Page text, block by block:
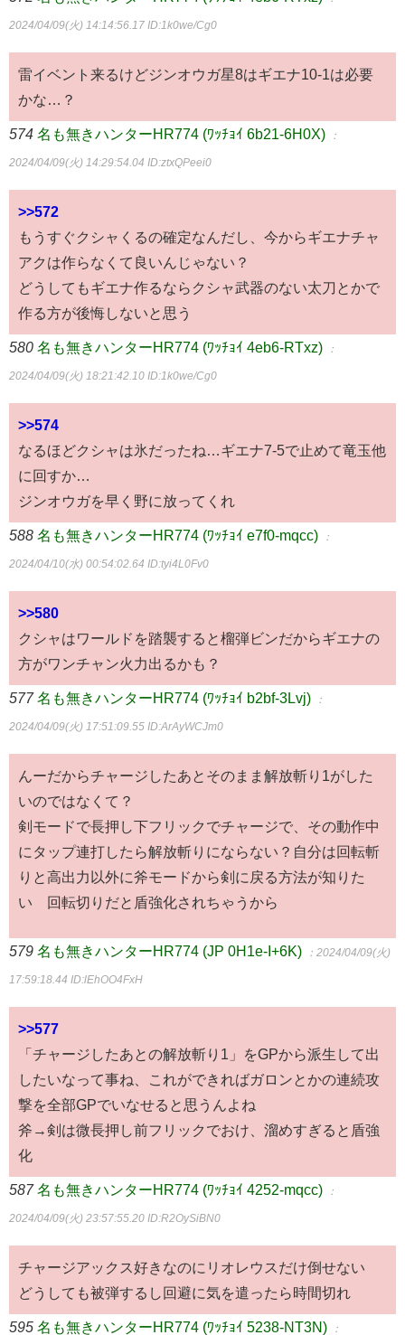
2024/04/09(火) 14:14:56.17 ID:1k0we/Cg0
雷イベント来るけどジンオウガ星8はギエナ10-1は必要
かな…？
574 名も無きハンターHR774 (ﾜｯﾁｮｲ 6b21-6H0X) ：
2024/04/09(火) 14:29:54.04 ID:ztxQPeei0
>>572
もうすぐクシャくるの確定なんだし、今からギエナチャ
アクは作らなくて良いんじゃない？
どうしてもギエナ作るならクシャ武器のない太刀とかで
作る方が後悔しないと思う
580 名も無きハンターHR774 (ﾜｯﾁｮｲ 4eb6-RTxz) ：
2024/04/09(火) 18:21:42.10 ID:1k0we/Cg0
>>574
なるほどクシャは氷だったね…ギエナ7-5で止めて竜玉他
に回すか…
ジンオウガを早く野に放ってくれ
588 名も無きハンターHR774 (ﾜｯﾁｮｲ e7f0-mqcc) ：
2024/04/10(水) 00:54:02.64 ID:tyi4L0Fv0
>>580
クシャはワールドを踏襲すると榴弾ビンだからギエナの
方がワンチャン火力出るかも？
577 名も無きハンターHR774 (ﾜｯﾁｮｲ b2bf-3Lvj) ：
2024/04/09(火) 17:51:09.55 ID:ArAyWCJm0
んーだからチャージしたあとそのまま解放斬り1がした
いのではなくて？
剣モードで長押し下フリックでチャージで、その動作中
にタップ連打したら解放斬りにならない？自分は回転斬
りと高出力以外に斧モードから剣に戻る方法が知りた
い 回転切りだと盾強化されちゃうから
579 名も無きハンターHR774 (JP 0H1e-I+6K) ：2024/04/09(火)
17:59:18.44 ID:lEhOO4FxH
>>577
「チャージしたあとの解放斬り1」をGPから派生して出
したいなって事ね、これができればガロンとかの連続攻
撃を全部GPでいなせると思うんよね
斧→剣は微長押し前フリックでおけ、溜めすぎると盾強
化
587 名も無きハンターHR774 (ﾜｯﾁｮｲ 4252-mqcc) ：
2024/04/09(火) 23:57:55.20 ID:R2OySiBN0
チャージアックス好きなのにリオレウスだけ倒せない
どうしても被弾するし回避に気を遣ったら時間切れ
595 名も無きハンターHR774 (ﾜｯﾁｮｲ 5238-NT3N) ：